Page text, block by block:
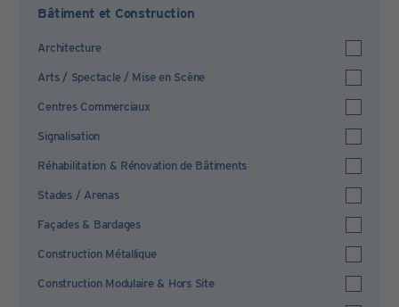
Bâtiment et Construction
Architecture
Arts / Spectacle / Mise en Scène
Centres Commerciaux
Signalisation
Réhabilitation & Rénovation de Bâtiments
Stades / Arenas
Façades & Bardages
Construction Métallique
Construction Modulaire & Hors Site